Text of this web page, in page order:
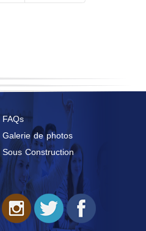
FAQs
Galerie de photos
Sous Construction